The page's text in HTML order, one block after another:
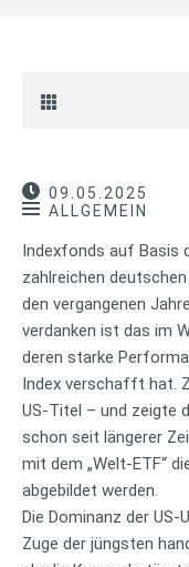
09.05.2025
ALLGEMEIN
Indexfonds auf Basis
zahlreichen
den vergangenen
verdanken ist das im
deren starke
Index verschafft hat.
US-Titel – und zeigte
schon seit längerer
mit dem „Welt-ETF“
abgebildet werden.
Die Dominanz der
Zuge der jüngsten